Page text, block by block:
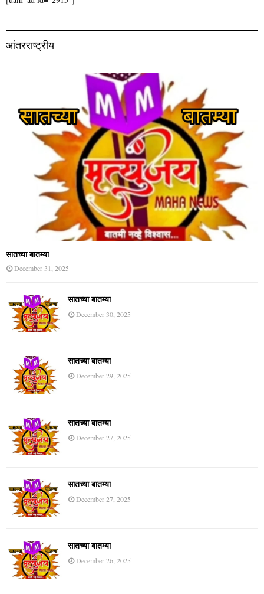
आंतरराष्ट्रीय
सातच्या बातम्या
December 31, 2025
सातच्या बातम्या
December 30, 2025
सातच्या बातम्या
December 29, 2025
सातच्या बातम्या
December 27, 2025
सातच्या बातम्या
December 27, 2025
सातच्या बातम्या
December 26, 2025